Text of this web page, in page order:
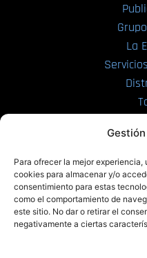
Para ofrecer la mejor
cookies para almacenar y/o
consentimiento para estas
como el comportamiento de
este sitio. No dar o retirar el
negativamente a ciertas
La